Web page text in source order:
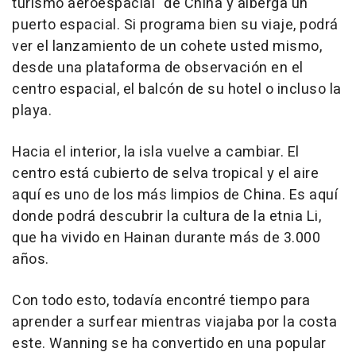
puerto espacial. Si programa bien su viaje, podrá
ver el lanzamiento de un cohete usted mismo,
desde una plataforma de observación en el
centro espacial, el balcón de su hotel o incluso la
playa.
Hacia el interior, la isla vuelve a cambiar. El
centro está cubierto de selva tropical y el aire
aquí es uno de los más limpios de China. Es aquí
donde podrá descubrir la cultura de la etnia Li,
que ha vivido en Hainan durante más de 3.000
años.
Con todo esto, todavía encontré tiempo para
aprender a surfear mientras viajaba por la costa
este. Wanning se ha convertido en una popular